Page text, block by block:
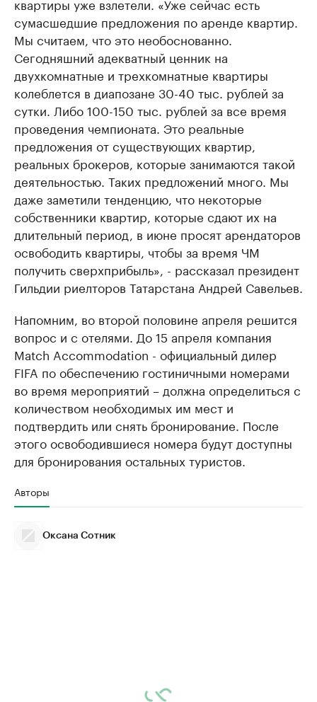
квартиры уже взлетели. «Уже сейчас есть
сумасшедшие предложения по аренде квартир.
Мы считаем, что это необоснованно.
Сегодняшний адекватный ценник на
двухкомнатные и трехкомнатные квартиры
колеблется в диапозане 30-40 тыс. рублей за
сутки. Либо 100-150 тыс. рублей за все время
проведения чемпионата. Это реальные
предложения от существующих квартир,
реальных брокеров, которые занимаются такой
деятельностью. Таких предложений много. Мы
даже заметили тенденцию, что некоторые
собственники квартир, которые сдают их на
длительный период, в июне просят арендаторов
освободить квартиры, чтобы за время ЧМ
получить сверхприбыль», - рассказал президент
Гильдии риелторов Татарстана Андрей Савельев.
Напомним, во второй половине апреля решится
вопрос и с отелями. До 15 апреля компания
Match Accommodation - официальный дилер
FIFA по обеспечению гостиничными номерами
во время мероприятий – должна определиться с
количеством необходимых им мест и
подтвердить или снять бронирование. После
этого освободившиеся номера будут доступны
для бронирования остальных туристов.
Авторы
Оксана Сотник